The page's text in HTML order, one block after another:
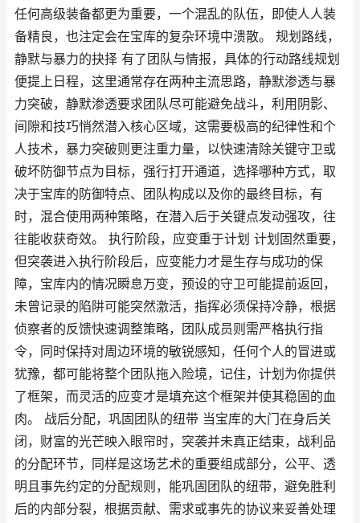
任何高级装备都更为重要，一个混乱的队伍，即使人人装
备精良，也注定会在宝库的复杂环境中溃散。 规划路线，
静默与暴力的抉择 有了团队与情报，具体的行动路线规划
便提上日程，这里通常存在两种主流思路，静默渗透与暴
力突破，静默渗透要求团队尽可能避免战斗，利用阴影、
间隙和技巧悄然潜入核心区域，这需要极高的纪律性和个
人技术，暴力突破则更注重力量，以快速清除关键守卫或
破坏防御节点为目标，强行打开通道，选择哪种方式，取
决于宝库的防御特点、团队构成以及你的最终目标，有
时，混合使用两种策略，在潜入后于关键点发动强攻，往
往能收获奇效。 执行阶段，应变重于计划 计划固然重要，
但突袭进入执行阶段后，应变能力才是生存与成功的保
障，宝库内的情况瞬息万变，预设的守卫可能提前返回，
未曾记录的陷阱可能突然激活，指挥必须保持冷静，根据
侦察者的反馈快速调整策略，团队成员则需严格执行指
令，同时保持对周边环境的敏锐感知，任何个人的冒进或
犹豫，都可能将整个团队拖入险境，记住，计划为你提供
了框架，而灵活的应变才是填充这个框架并使其稳固的血
肉。 战后分配，巩固团队的纽带 当宝库的大门在身后关
闭，财富的光芒映入眼帘时，突袭并未真正结束，战利品
的分配环节，同样是这场艺术的重要组成部分，公平、透
明且事先约定的分配规则，能巩固团队的纽带，避免胜利
后的内部分裂，根据贡献、需求或事先的协议来妥善处理